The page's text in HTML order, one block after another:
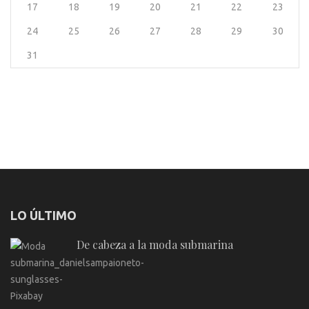
17 18 19 20 21 22 23
24 25 26 27 28 29 30
31
LO ÚLTIMO
De cabeza a la moda submarina